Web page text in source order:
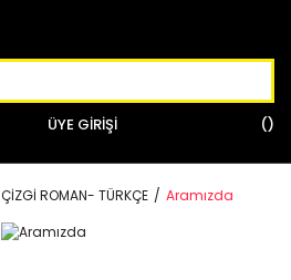
ÜYE GİRİŞİ
ÇİZGİ ROMAN- TÜRKÇE Aramızda